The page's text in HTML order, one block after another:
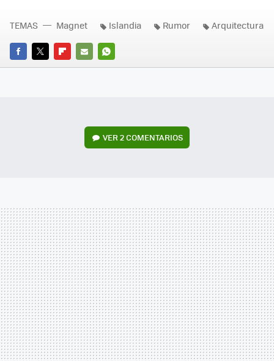
FACEBOOK
TWITTERFLIPBOARD
E-
WHATSAPP
TEMAS Magnet Islandia Rumor Arquitectura
VER2 COMENTARIOS